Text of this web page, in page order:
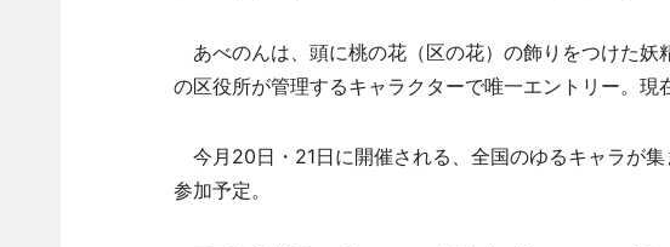
あべのんは、頭に桃の花（区の花）の飾りをつけた妖
の区役所が管理するキャラクターで唯一エントリー。現
今月20日・21日に開催される、全国のゆるキャラが
参加予定。